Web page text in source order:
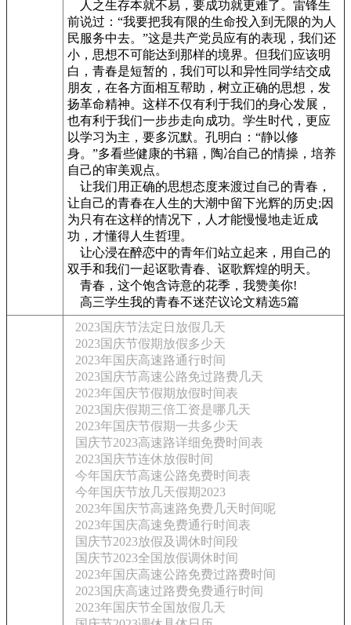
人之生存本就不易，要成功就更难了。雷锋生
前说过：“我要把我有限的生命投入到无限的为人
民服务中去。”这是共产党员应有的表现，我们还
小，思想不可能达到那样的境界。但我们应该明
白，青春是短暂的，我们可以和异性同学结交成
朋友，在各方面相互帮助，树立正确的思想，发
扬革命精神。这样不仅有利于我们的身心发展，
也有利于我们一步步走向成功。学生时代，更应
以学习为主，要多沉默。孔明白：“静以修
身。”多看些健康的书籍，陶冶自己的情操，培养
自己的审美观点。
让我们用正确的思想态度来渡过自己的青春，
让自己的青春在人生的大潮中留下光辉的历史;因
为只有在这样的情况下，人才能慢慢地走近成
功，才懂得人生哲理。
让心浸在醉恋中的青年们站立起来，用自己的
双手和我们一起讴歌青春、讴歌辉煌的明天。
青春，这个饱含诗意的花季，我赞美你!
高三学生我的青春不迷茫议论文精选5篇
2023国庆节法定日放假几天
2023国庆节假期放假多少天
2023年国庆高速路通行时间
2023国庆节高速公路免过路费几天
2023年国庆节假期放假时间表
2023国庆假期三倍工资是哪几天
2023年国庆节假期一共多少天
国庆节2023高速路详细免费时间表
2023国庆节连休放假时间
今年国庆节高速公路免费时间表
今年国庆节放几天假期2023
2023年国庆节高速路免费几天时间呢
2023年国庆高速免费通行时间表
国庆节2023放假及调休时间段
国庆节2023全国放假调休时间
2023年国庆高速公路免费过路费时间
2023国庆高速过路费免费通行时间
2023年国庆节全国放假几天